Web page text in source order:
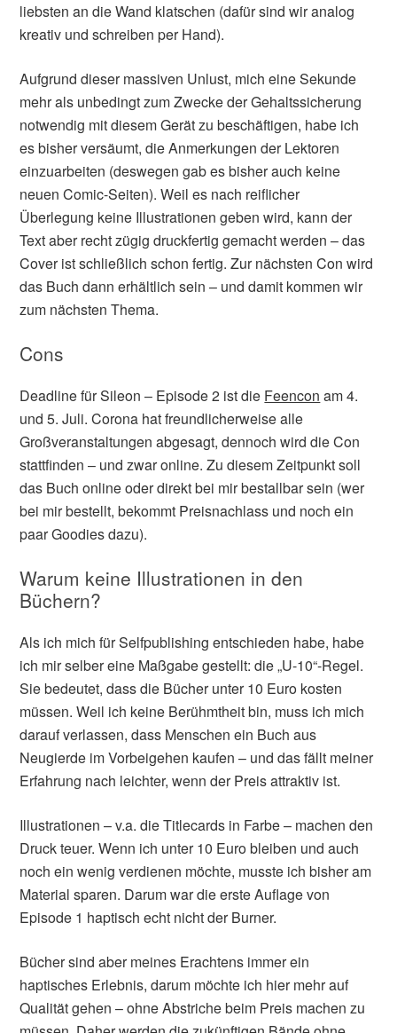
liebsten an die Wand klatschen (dafür sind wir analog
kreativ und schreiben per Hand).
Aufgrund dieser massiven Unlust, mich eine Sekunde
mehr als unbedingt zum Zwecke der Gehaltssicherung
notwendig mit diesem Gerät zu beschäftigen, habe ich
es bisher versäumt, die Anmerkungen der Lektoren
einzuarbeiten (deswegen gab es bisher auch keine
neuen Comic-Seiten). Weil es nach reiflicher
Überlegung keine Illustrationen geben wird, kann der
Text aber recht zügig druckfertig gemacht werden – das
Cover ist schließlich schon fertig. Zur nächsten Con wird
das Buch dann erhältlich sein – und damit kommen wir
zum nächsten Thema.
Cons
Deadline für Sileon – Episode 2 ist die Feencon am 4.
und 5. Juli. Corona hat freundlicherweise alle
Großveranstaltungen abgesagt, dennoch wird die Con
stattfinden – und zwar online. Zu diesem Zeitpunkt soll
das Buch online oder direkt bei mir bestallbar sein (wer
bei mir bestellt, bekommt Preisnachlass und noch ein
paar Goodies dazu).
Warum keine Illustrationen in den
Büchern?
Als ich mich für Selfpublishing entschieden habe, habe
ich mir selber eine Maßgabe gestellt: die „U-10“-Regel.
Sie bedeutet, dass die Bücher unter 10 Euro kosten
müssen. Weil ich keine Berühmtheit bin, muss ich mich
darauf verlassen, dass Menschen ein Buch aus
Neugierde im Vorbeigehen kaufen – und das fällt meiner
Erfahrung nach leichter, wenn der Preis attraktiv ist.
Illustrationen – v.a. die Titlecards in Farbe – machen den
Druck teuer. Wenn ich unter 10 Euro bleiben und auch
noch ein wenig verdienen möchte, musste ich bisher am
Material sparen. Darum war die erste Auflage von
Episode 1 haptisch echt nicht der Burner.
Bücher sind aber meines Erachtens immer ein
haptisches Erlebnis, darum möchte ich hier mehr auf
Qualität gehen – ohne Abstriche beim Preis machen zu